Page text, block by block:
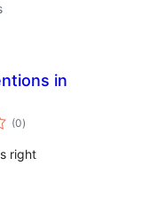
in
(0total
de
)
right